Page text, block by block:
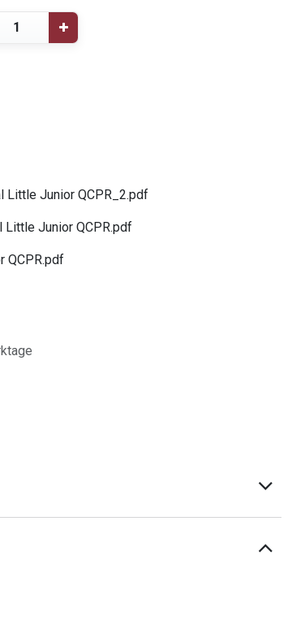
Little Junior QCPR_2.pdf
Little Junior QCPR.pdf
QCPR.pdf